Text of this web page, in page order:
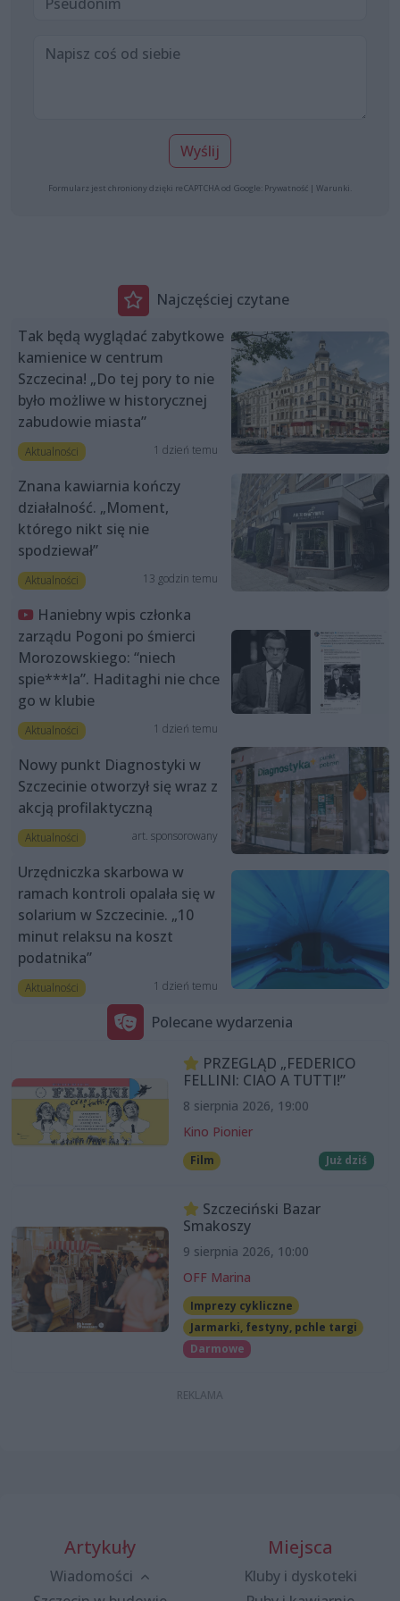
Wyślij
Formularz jest chroniony dzięki reCAPTCHA od Google: Prywatność | Warunki
Najczęściej czytane
Tak będą wyglądać zabytkowe
kamienice w centrum
Szczecina! „Do tej pory to nie
było możliwe w historycznej
zabudowie miasta”
Aktualności 1 dzień temu
Znana kawiarnia kończy
działalność. „Moment,
którego nikt się nie
spodziewał”
Aktualności 13 godzin temu
Haniebny wpis członka
zarządu Pogoni po śmierci
Morozowskiego: “niech
spie***la”. Haditaghi nie chce
go w klubie
Aktualności 1 dzień temu
Nowy punkt Diagnostyki w
Szczecinie otworzył się wraz z
akcją profilaktyczną
Aktualności art. sponsorowany
Urzędniczka skarbowa w
ramach kontroli opalała się w
solarium w Szczecinie. „10
minut relaksu na koszt
podatnika”
Aktualności 1 dzień temu
Polecane wydarzenia
PRZEGLĄD „FEDERICO
FELLINI: CIAO A TUTTI!”
8 sierpnia 2026, 19:00
Kino Pionier
Film Już dziś
Szczeciński Bazar
Smakoszy
9 sierpnia 2026, 10:00
OFF Marina
Imprezy cykliczne
Jarmarki, festyny, pchle targi
Darmowe
Artykuły
Wiadomości
Miejsca
Kluby i dyskoteki